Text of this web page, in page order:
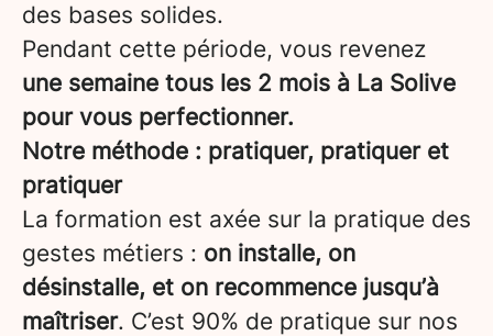
des bases solides.
Pendant cette période, vous revenez
une semaine tous les 2 mois à La Solive
pour vous perfectionner.
Notre méthode : pratiquer, pratiquer et
pratiquer
La formation est axée sur la pratique des
gestes métiers : on installe, on
désinstalle, et on recommence jusqu’à
maîtriser. C’est 90% de pratique sur nos